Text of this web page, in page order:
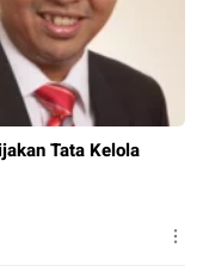
Tata Kelola